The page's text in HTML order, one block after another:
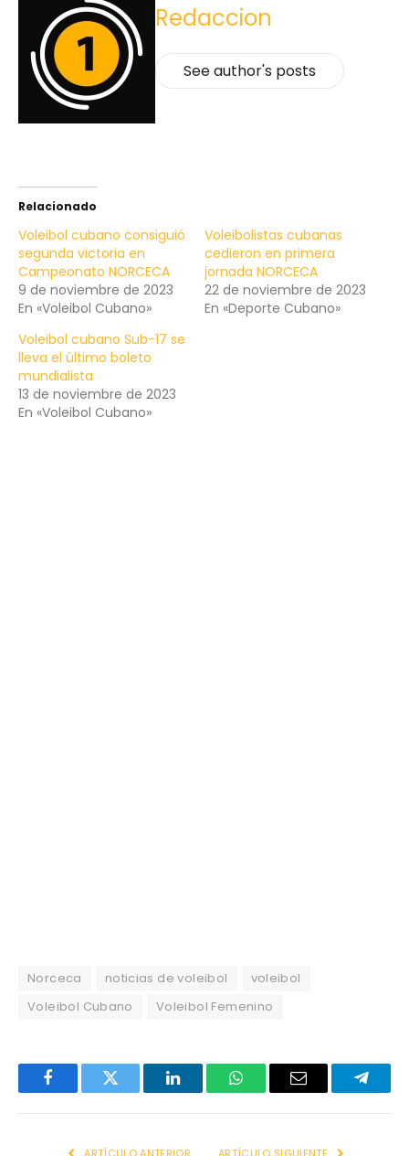
Redaccion
See author's posts
Relacionado
Voleibol cubano consiguió
segunda victoria en
Campeonato NORCECA
9 de noviembre de 2023
En «Voleibol Cubano»
Voleibolistas cubanas
cedieron en primera
jornada NORCECA
22 de noviembre de 2023
En «Deporte Cubano»
Voleibol cubano Sub-17 se
lleva el último boleto
mundialista
13 de noviembre de 2023
En «Voleibol Cubano»
Norceca noticias de voleibol
voleibol
Voleibol Cubano
Voleibol Femenino
FacebookTwitter LinkedInWhatsAppEmail
ARTÍCULO ANTERIOR ARTÍCULO SIGUIENTE